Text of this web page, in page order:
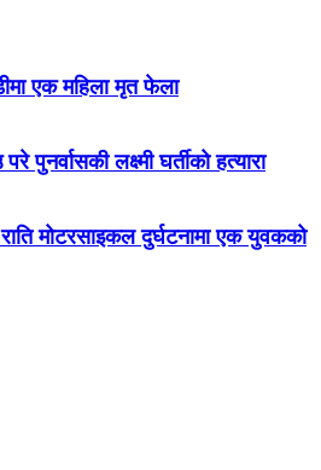
एक महिला मृत फेला
पुनर्वासकी लक्ष्मी घर्तीको हत्यारा
मोटरसाइकल दुर्घटनामा एक युवकको